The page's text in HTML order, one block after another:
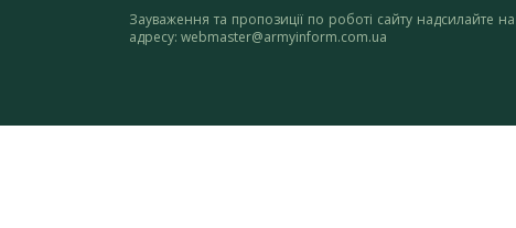
Зауваження та пропозиції по роботі сайту надсилайте на
адресу: webmaster@armyinform.com.ua